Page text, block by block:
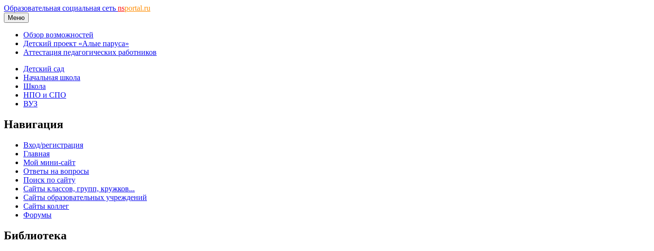
Образовательная социальная сеть nsportal.ru
Меню
Обзор возможностей
Детский проект «Алые паруса»
Аттестация педагогических работников
Детский сад
Начальная школа
Школа
НПО и СПО
ВУЗ
Навигация
Вход/регистрация
Главная
Мой мини-сайт
Ответы на вопросы
Поиск по сайту
Сайты классов, групп, кружков...
Сайты образовательных учреждений
Сайты коллег
Форумы
Библиотека